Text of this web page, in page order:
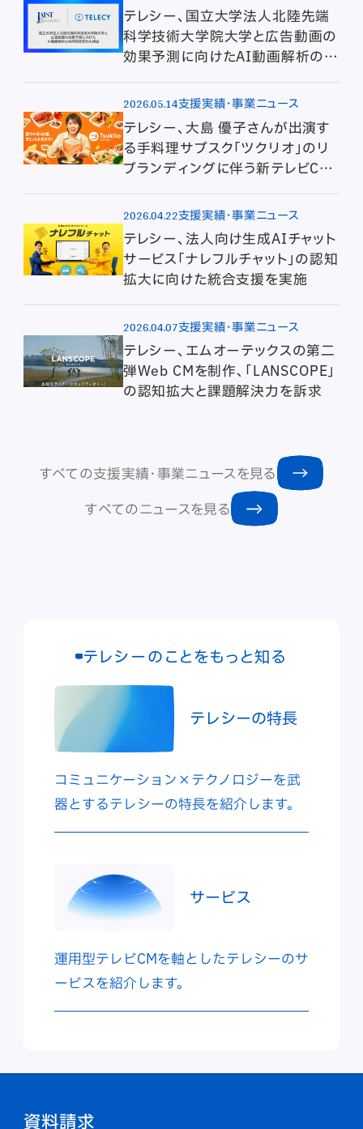
テレシー、国立大学法人北陸先端
科学技術大学院大学と広告動画の
効果予測に向けたAI動画解析の共
2026.05.14支援実績・事業ニュース
テレシー、大島 優子さんが出演す
る手料理サブスク「ツクリオ」のリ
ブランディングに伴う新テレビCM
2026.04.22支援実績・事業ニュース
テレシー、法人向け生成AIチャット
サービス「ナレフルチャット」の認知
拡大に向けた統合支援を実施
2026.04.07支援実績・事業ニュース
テレシー、エムオーテックスの第二
弾Web CMを制作、「LANSCOPE」
の認知拡大と課題解決力を訴求
すべての支援実績・事業ニュースを見る
すべてのニュースを見る
テレシーのことをもっと知る
テレシーの特長
コミュニケーション×テクノロジーを武
器とするテレシーの特長を紹介します。
サービス
運用型テレビCMを軸としたテレシーのサ
ービスを紹介します。
資料請求